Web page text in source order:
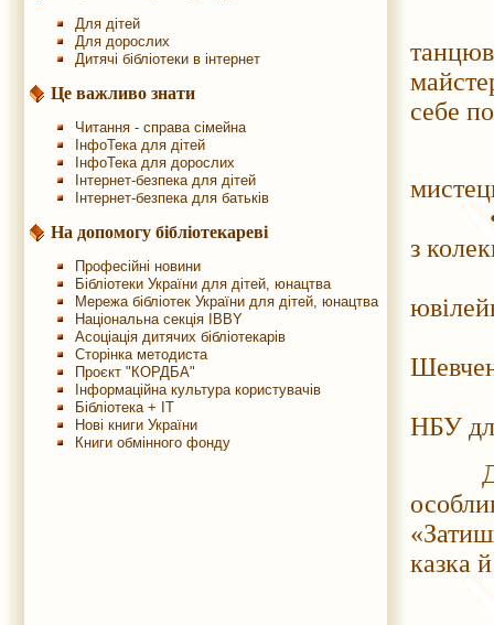
Для дітей
Для дорослих
Дитячі бібліотеки в інтернет
Це важливо знати
Читання - справа сімейна
ІнфоТека для дітей
ІнфоТека для дорослих
Інтернет-безпека для дітей
Інтернет-безпека для батьків
На допомогу бібліотекареві
Професійні новини
Бібліотеки України для дітей, юнацтва
Мережа бібліотек України для дітей, юнацтва
Національна секція IBBY
Асоціація дитячих бібліотекарів
Сторінка методиста
Проєкт "КОРДБА"
Інформаційна культура користувачів
Бібліотека + IT
Нові книги України
Книги обмінного фонду
себе
•
з
НБУ
Для
казка